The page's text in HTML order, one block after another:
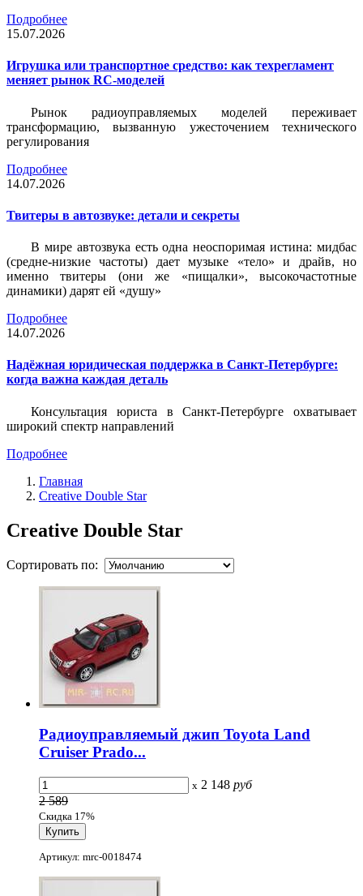
Подробнее
15.07.2026
Игрушка или транспортное средство: как техрегламент
меняет рынок RC-моделей
Рынок радиоуправляемых моделей переживает
трансформацию, вызванную ужесточением технического
регулирования
Подробнее
14.07.2026
Твитеры в автозвуке: детали и секреты
В мире автозвука есть одна неоспоримая истина: мидбас
(средне-низкие частоты) дает музыке «тело» и драйв, но
именно твитеры (они же «пищалки», высокочастотные
динамики) дарят ей «душу»
Подробнее
14.07.2026
Надёжная юридическая поддержка в Санкт-Петербурге:
когда важна каждая деталь
Консультация юриста в Санкт-Петербурге охватывает
широкий спектр направлений
Подробнее
Главная
Creative Double Star
Creative Double Star
Сортировать по:
Радиоуправляемый джип Toyota Land
Cruiser Prado...
x 2 148 руб
2 589
Скидка 17%
Артикул: mrc-0018474